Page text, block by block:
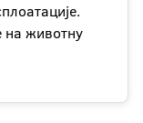
на животну